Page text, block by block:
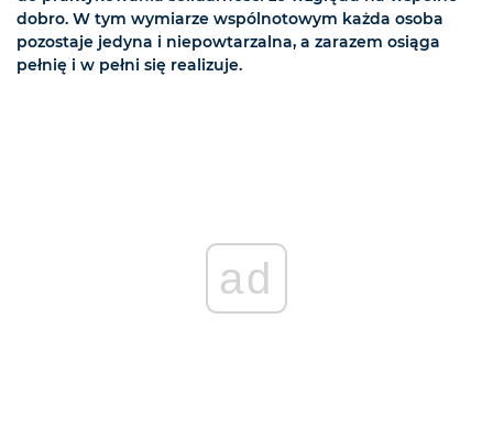
dobro. W tym wymiarze wspólnotowym każda osoba
pozostaje jedyna i niepowtarzalna, a zarazem osiąga
pełnię i w pełni się realizuje.
ad